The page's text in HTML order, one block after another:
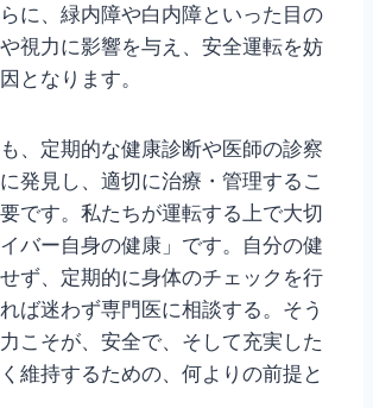
に、緑内障や白内障といった目の
視力に影響を与え、安全運転を妨
となります。
、定期的な健康診断や医師の診察
発見し、適切に治療・管理するこ
です。私たちが運転する上で大切
バー自身の健康」です。自分の健
ず、定期的に身体のチェックを行
ば迷わず専門医に相談する。そう
こそが、安全で、そして充実した
維持するための、何よりの前提と